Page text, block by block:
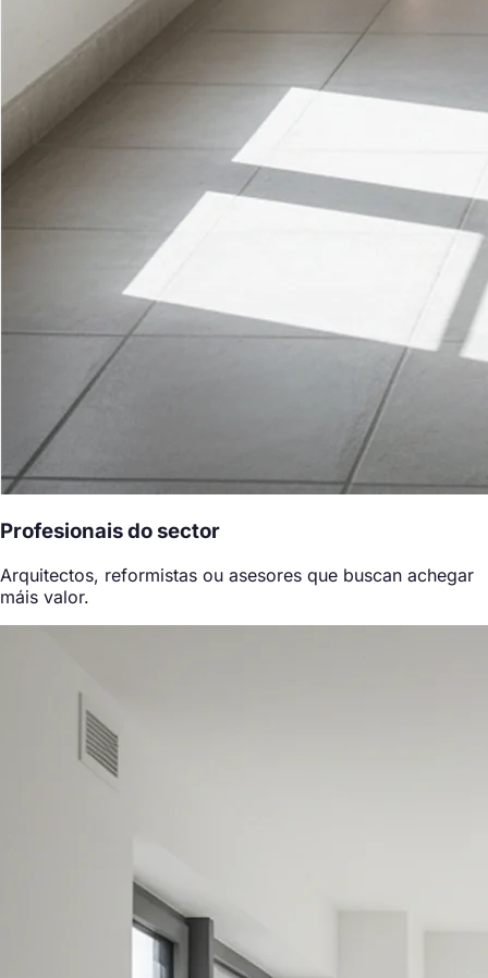
Profesionais do sector
Arquitectos, reformistas ou asesores que buscan achegar
máis valor.